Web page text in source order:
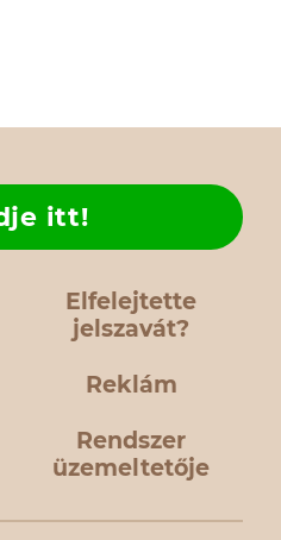
Elfelejtette
jelszavát?
itt!
Reklám
Rendszer
üzemeltetője